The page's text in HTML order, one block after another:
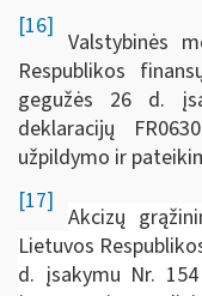
[16]
Valstybinės
Respublikos
gegužės 26 d.
deklaracijų
užpildymo ir
[17]
Akcizų
Lietuvos
d. įsakymu Nr.